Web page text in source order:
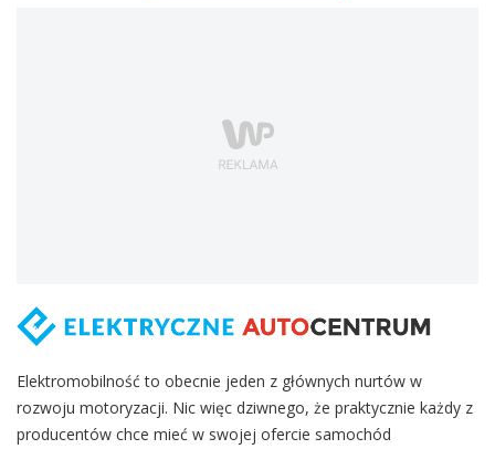
Elektromobilność to obecnie jeden z głównych nurtów w
rozwoju motoryzacji. Nic więc dziwnego, że praktycznie każdy z
producentów chce mieć w swojej ofercie samochód